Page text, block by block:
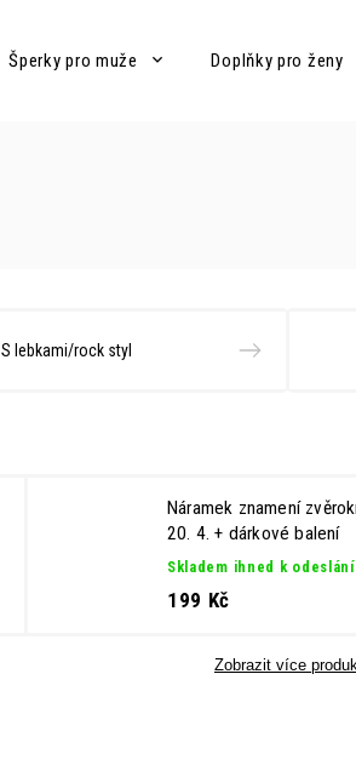
Šperky pro muže Doplňky pro ženy
S lebkami/rock styl
Náramek znamení
20. 4.+ dárkové balení
Skladem ihned k odeslání
199 Kč
Zobrazit více